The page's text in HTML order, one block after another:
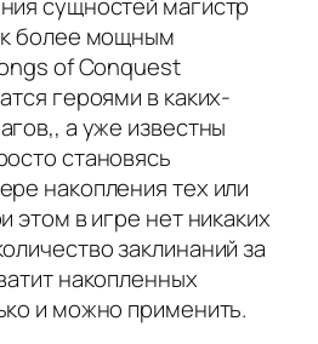
к более мощным
of Conquest
героями в каких-
а уже известны
становясь
накопления тех или
этом в игре нет никаких
заклинаний за
накопленных
и можно применить.